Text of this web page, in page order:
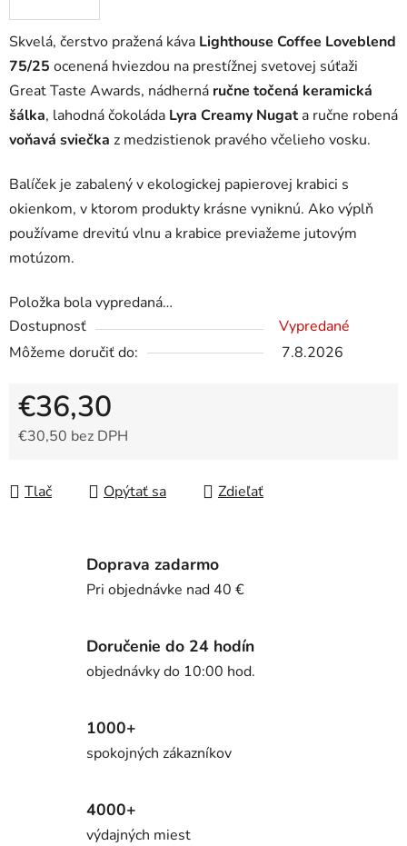
Skvelá, čerstvo pražená káva Lighthouse Coffee Loveblend
75/25 ocenená hviezdou na prestížnej svetovej súťaži
Great Taste Awards, nádherná ručne točená keramická
šálka, lahodná čokoláda Lyra Creamy Nugata ručne robená
voňavá sviečka z medzistienok pravého včelieho vosku.
Balíček je zabalený v ekologickej papierovej krabici s
okienkom, v ktorom produkty krásne vyniknú. Ako výplň
používame drevitú vlnu a krabice previažeme jutovým
motúzom.
Položka bola vypredaná…
Dostupnosť
Vypredané
Môžeme doručiť do:
7.8.2026
€36,30
€30,50 bez DPH
Tlač
Opýtať sa Zdieľať
Doprava zadarmo
Pri objednávke nad 40 €
Doručenie do 24 hodín
objednávky do 10:00 hod.
1000+
spokojných zákazníkov
4000+
výdajných miest